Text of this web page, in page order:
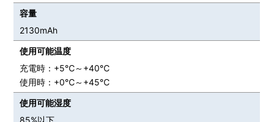
容量
2130mAh
使用可能温度
充電時：+5℃～+40℃
使用時：+0℃～+45℃
使用可能湿度
85%以下